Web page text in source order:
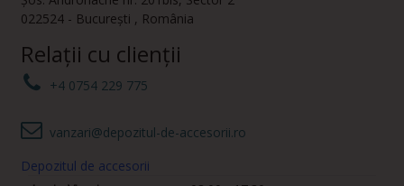
022524 - București , România
Relații cu clienții
+4 0754 229 775
vanzari@depozitul-de-accesorii.ro
Depozitul de accesorii